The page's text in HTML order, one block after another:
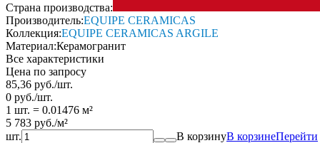
Страна производства:
Производитель:EQUIPE CERAMICAS
Коллекция:EQUIPE CERAMICAS ARGILE
Материал:Керамогранит
Все характеристики
Цена по запросу
85,36 руб./шт.
0 руб./шт.
1 шт. = 0.01476 м²
5 783 руб./м²
шт.
В корзинуВ корзинеПерейти